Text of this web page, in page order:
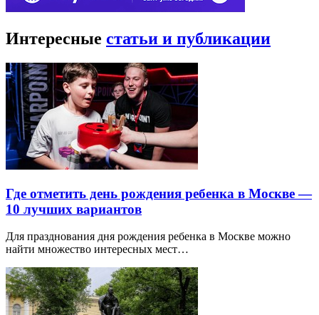
Интересные статьи и публикации
Где отметить день рождения ребенка в Москве —
10 лучших вариантов
Для празднования дня рождения ребенка в Москве можно
найти множество интересных мест…